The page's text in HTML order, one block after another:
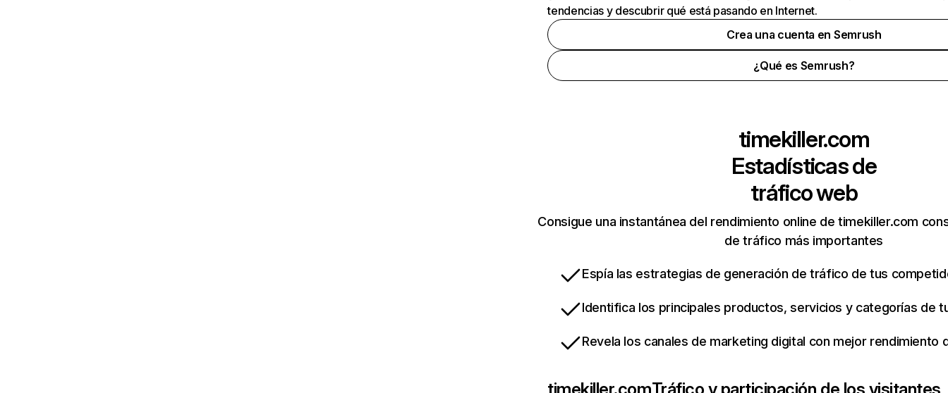
tendencias y descubrir qué está pasando en Internet.
Crea una cuenta en Semrush
¿Qué es Semrush?
timekiller.com
Estadísticas de
tráfico web
Consigue una instantánea del rendimiento online de timekiller.com
de tráfico más importantes
Espía las estrategias de generación de tráfico de tus
Identifica los principales productos, servicios y categorías de
Revela los canales de marketing digital con mejor rendimiento